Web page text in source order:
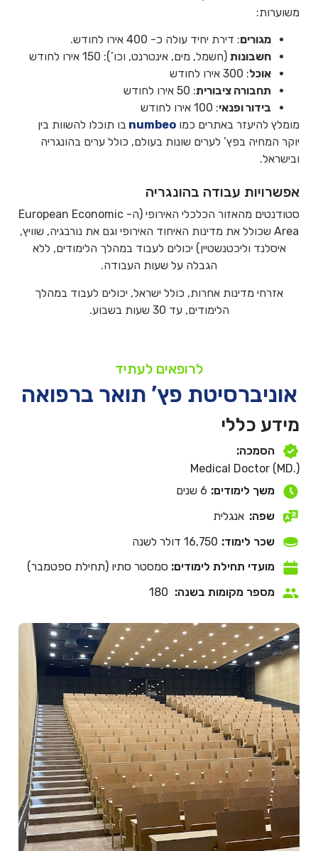
משוערות:
מגורים: דירת יחיד עולה כ- 400 אירו לחודש.
חשבונות (חשמל, מים, אינטרנט, וכו’): 150 אירו לחודש
אוכל: 300 אירו לחודש
תחבורה ציבורית: 50 אירו לחודש
בידור ופנאי: 100 אירו לחודש
מומלץ להיעזר באתרים כמו numbeo בו תוכלו להשוות בין
יוקר המחיה בפץ’ לערים שונות בעולם, כולל ערים בהונגריה
ובישראל.
אפשרויות עבודה בהונגריה
סטודנטים מהאזור הכלכלי האירופי (ה- European Economic
Area שכולל את מדינות האיחוד האירופי וגם את נורבגיה, שוויץ,
איסלנד וליכטנשטיין) יכולים לעבוד במהלך הלימודים, ללא
הגבלה על שעות העבודה.
אזרחי מדינות אחרות, כולל ישראל, יכולים לעבוד במהלך
הלימודים, עד 30 שעות בשבוע.
לרופאים לעתיד
אוניברסיטת פץ’ תואר ברפואה
מידע כללי
הסמכה:
Medical Doctor (MD.)
משך לימודים: 6 שנים
שפה: אנגלית
שכר לימוד: 16,750 דולר לשנה
מועדי תחילת לימודים: סמסטר סתיו (תחילת ספטמבר)
מספר מקומות בשנה: 180